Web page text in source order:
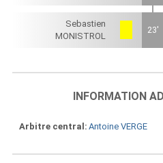
Sebastien
MONISTROL
23'
INFORMATION
Arbitre central Antoine VERGE